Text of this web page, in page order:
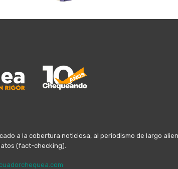
a la cobertura noticiosa, al periodismo de largo
(fact-checking).